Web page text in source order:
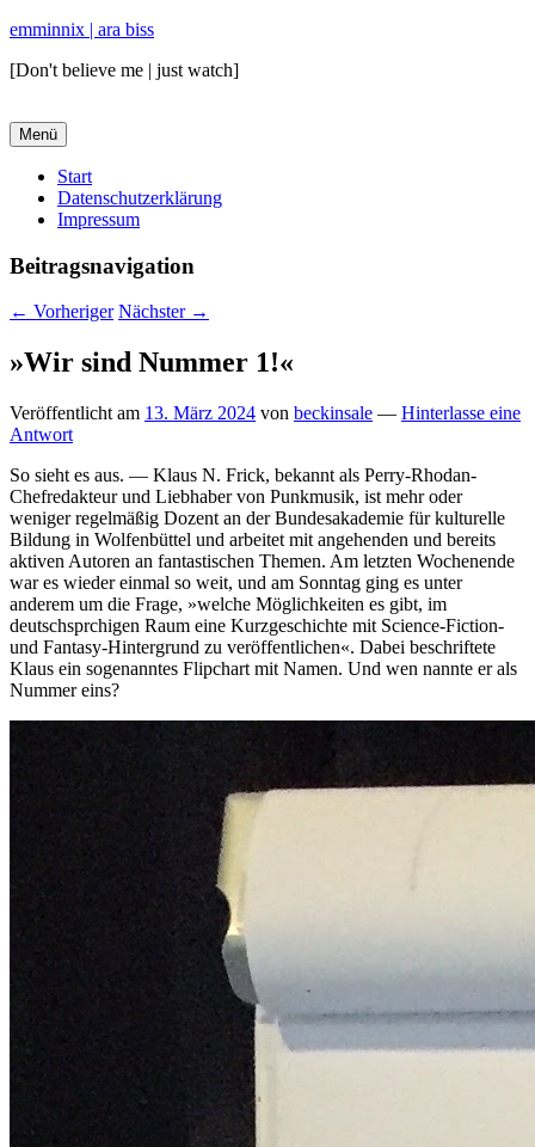
emminnix | ara biss
[Don't believe me | just watch]
Menü
Primäres
Menü
Start
Datenschutzerklärung
Impressum
Beitragsnavigation
← Vorheriger Nächster →
»Wir sind Nummer 1!«
Veröffentlicht am 13. März 2024 von beckinsale — Hinterlasse eine
Antwort
So sieht es aus. — Klaus N. Frick, bekannt als Perry-Rhodan-
Chefredakteur und Liebhaber von Punkmusik, ist mehr oder
weniger regelmäßig Dozent an der Bundesakademie für kulturelle
Bildung in Wolfenbüttel und arbeitet mit angehenden und bereits
aktiven Autoren an fantastischen Themen. Am letzten Wochenende
war es wieder einmal so weit, und am Sonntag ging es unter
anderem um die Frage, »welche Möglichkeiten es gibt, im
deutschsprchigen Raum eine Kurzgeschichte mit Science-Fiction-
und Fantasy-Hintergrund zu veröffentlichen«. Dabei beschriftete
Klaus ein sogenanntes Flipchart mit Namen. Und wen nannte er als
Nummer eins?